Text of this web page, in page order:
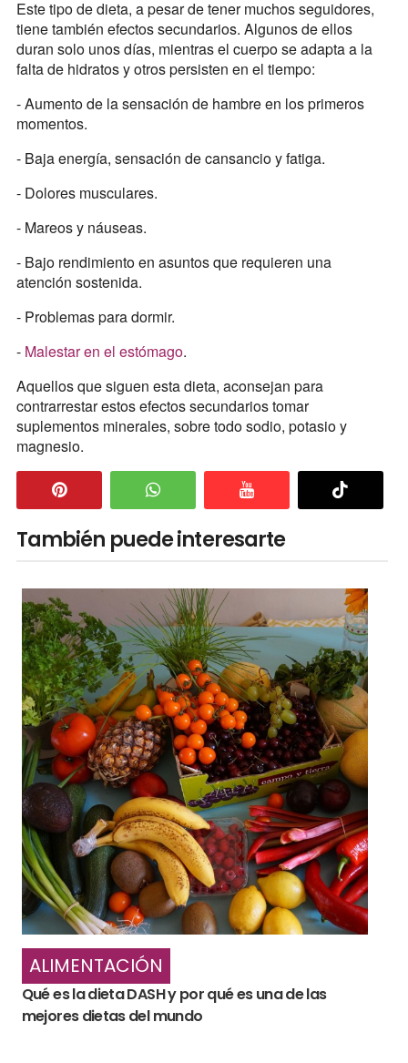
Este tipo de dieta, a pesar de tener muchos seguidores,
tiene también efectos secundarios. Algunos de ellos
duran solo unos días, mientras el cuerpo se adapta a la
falta de hidratos y otros persisten en el tiempo:
- Aumento de la sensación de hambre en los primeros
momentos.
- Baja energía, sensación de cansancio y fatiga.
- Dolores musculares.
- Mareos y náuseas.
- Bajo rendimiento en asuntos que requieren una
atención sostenida.
- Problemas para dormir.
- Malestar en el estómago.
Aquellos que siguen esta dieta, aconsejan para
contrarrestar estos efectos secundarios tomar
suplementos minerales, sobre todo sodio, potasio y
magnesio.
También puede interesarte
ALIMENTACIÓN
Qué es la dieta DASH y por qué es una de las
mejores dietas del mundo